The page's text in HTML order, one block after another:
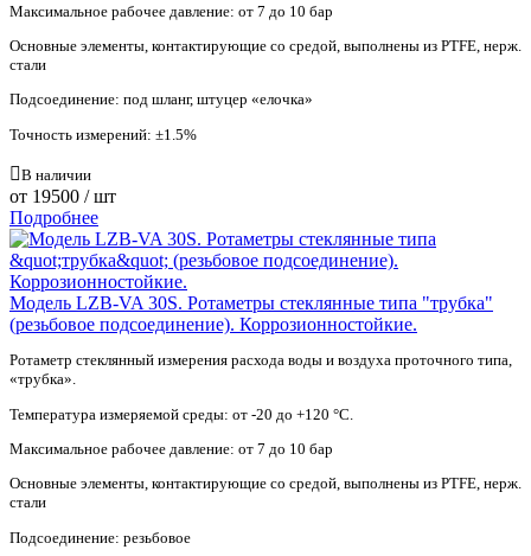
Максимальное рабочее давление: от 7 до 10 бар
Основные элементы, контактирующие со средой, выполнены из PTFE, нерж.
стали
Подсоединение: под шланг, штуцер «елочка»
Точность измерений: ±1.5%
В наличии
от 19500 / шт
Подробнее
Модель LZB-VA 30S. Ротаметры стеклянные типа "трубка"
(резьбовое подсоединение). Коррозионностойкие.
Ротаметр стеклянный измерения расхода воды и воздуха проточного типа,
«трубка».
Температура измеряемой среды: от -20 до +120 °С.
Максимальное рабочее давление: от 7 до 10 бар
Основные элементы, контактирующие со средой, выполнены из PTFE, нерж.
стали
Подсоединение: резьбовое